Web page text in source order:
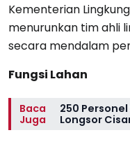
Kementerian
menurunkan tim ahli
secara mendalam
Fungsi Lahan
Baca
Juga
250
Longsor